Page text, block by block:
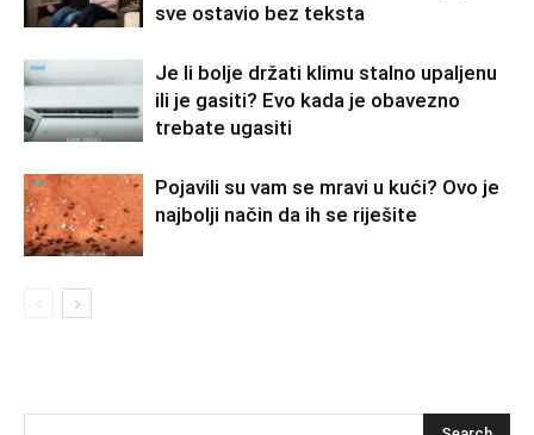
sve ostavio bez teksta
Je li bolje držati klimu stalno upaljenu
ili je gasiti? Evo kada je obavezno
trebate ugasiti
Pojavili su vam se mravi u kući? Ovo je
najbolji način da ih se riješite